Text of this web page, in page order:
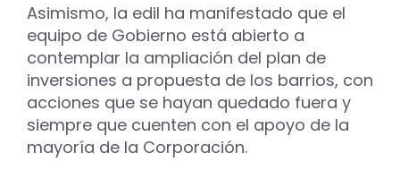
Asimismo, la edil ha manifestado que el
equipo de Gobierno está abierto a
contemplar la ampliación del plan de
inversiones a propuesta de los barrios, con
acciones que se hayan quedado fuera y
siempre que cuenten con el apoyo de la
mayoría de la Corporación.